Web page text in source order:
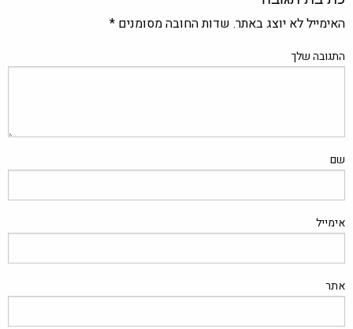
האימייל לא יוצג באתר. שדות החובה מסומנים *
התגובה שלך
שם
אימייל
אתר